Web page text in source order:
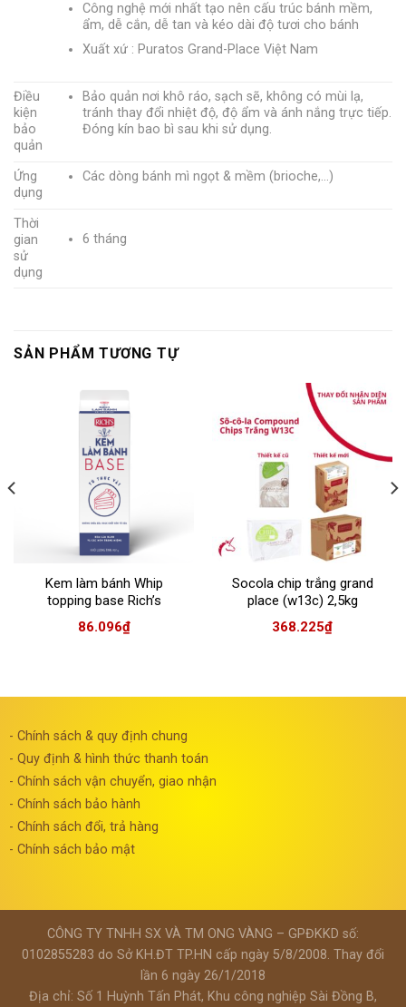
Công nghệ mới nhất tạo nên cấu trúc bánh mềm,
ẩm, dễ cắn, dễ tan và kéo dài độ tươi cho bánh
Xuất xứ : Puratos Grand-Place Việt Nam
Điều
kiện
bảo
quản
Bảo quản nơi khô ráo, sạch sẽ, không có mùi lạ,
tránh thay đổi nhiệt độ, độ ẩm và ánh nắng trực tiếp.
Đóng kín bao bì sau khi sử dụng.
Ứng
dụng
Các dòng bánh mì ngọt & mềm (brioche,…)
Thời
gian
sử
dụng
6 tháng
SẢN PHẨM TƯƠNG TỰ
Kem làm bánh Whip
topping base Rich’s
86.096₫
Socola chip trắng grand
place (w13c) 2,5kg
368.225₫
- Chính sách & quy định chung
- Quy định & hình thức thanh toán
- Chính sách vận chuyển, giao nhận
- Chính sách bảo hành
- Chính sách đổi, trả hàng
- Chính sách bảo mật
CÔNG TY TNHH SX VÀ TM ONG VÀNG – GPĐKKD số:
0102855283 do Sở KH.ĐT TP.HN cấp ngày 5/8/2008. Thay đổi
lần 6 ngày 26/1/2018
Địa chỉ: Số 1 Huỳnh Tấn Phát, Khu công nghiệp Sài Đồng B,